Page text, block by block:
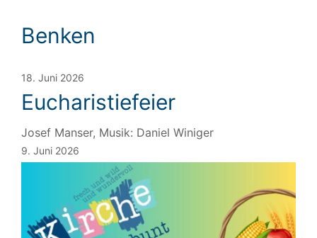
Benken
18. Juni 2026
Eucharistiefeier
Josef Manser, Musik: Daniel Winiger
9. Juni 2026